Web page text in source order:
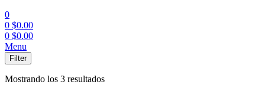
0
0 $0.00
0 $0.00
Menu
Filter
Mostrando los 3 resultados